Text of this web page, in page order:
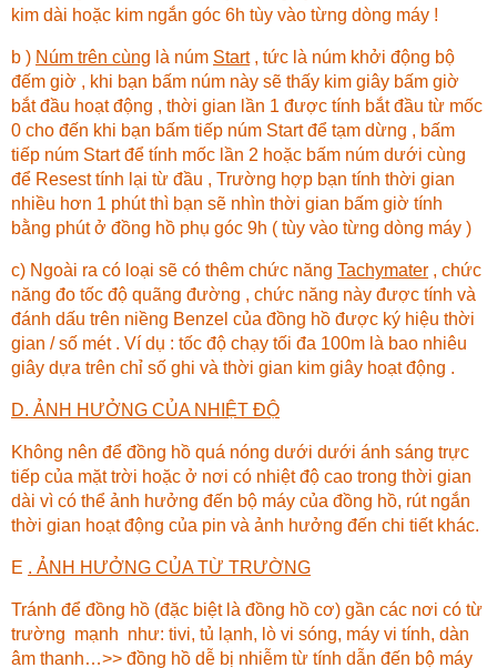
kim dài hoặc kim ngắn góc 6h tùy vào từng dòng máy !
b ) Núm trên cùng là núm Start, tức là núm khởi động bộ
đếm giờ , khi bạn bấm núm này sẽ thấy kim giây bấm giờ
bắt đầu hoạt động , thời gian lần 1 được tính bắt đầu từ mốc
0 cho đến khi bạn bấm tiếp núm Start để tạm dừng , bấm
tiếp núm Start để tính mốc lần 2 hoặc bấm núm dưới cùng
để Resest tính lại từ đầu , Trường hợp bạn tính thời gian
nhiều hơn 1 phút thì bạn sẽ nhìn thời gian bấm giờ tính
bằng phút ở đồng hồ phụ góc 9h ( tùy vào từng dòng máy )
c) Ngoài ra có loại sẽ có thêm chức năng Tachymater , chức
năng đo tốc độ quãng đường , chức năng này được tính và
đánh dấu trên niềng Benzel của đồng hồ được ký hiệu thời
gian / số mét . Ví dụ : tốc độ chạy tối đa 100m là bao nhiêu
giây dựa trên chỉ số ghi và thời gian kim giây hoạt động .
D. ẢNH HƯỞNG CỦA NHIỆT ĐỘ
Không nên để đồng hồ quá nóng dưới dưới ánh sáng trực
tiếp của mặt trời hoặc ở nơi có nhiệt độ cao trong thời gian
dài vì có thể ảnh hưởng đến bộ máy của đồng hồ, rút ngắn
thời gian hoạt động của pin và ảnh hưởng đến chi tiết khác.
E . ẢNH HƯỞNG CỦA TỪ TRƯỜNG
Tránh để đồng hồ (đặc biệt là đồng hồ cơ) gần các nơi có từ
trường mạnh như: tivi, tủ lạnh, lò vi sóng, máy vi tính, dàn
âm thanh…>> đồng hồ dễ bị nhiễm từ tính dẫn đến bộ máy